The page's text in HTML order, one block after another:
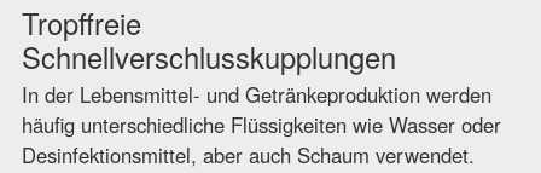
Tropffreie
Schnellverschlusskupplungen
In der Lebensmittel- und Getränkeproduktion werden
häufig unterschiedliche Flüssigkeiten wie Wasser oder
Desinfektionsmittel, aber auch Schaum verwendet.